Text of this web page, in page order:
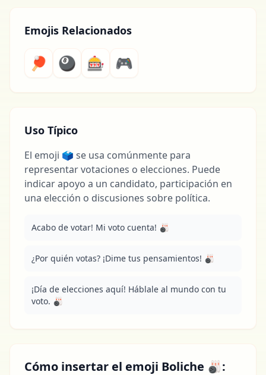
Emojis Relacionados
🏓 🎱 🎰 🎮
Uso Típico
El emoji 🗳️ se usa comúnmente para
representar votaciones o elecciones. Puede
indicar apoyo a un candidato, participación en
una elección o discusiones sobre política.
Acabo de votar! Mi voto cuenta! 🎳
¿Por quién votas? ¡Dime tus pensamientos! 🎳
¡Día de elecciones aquí! Háblale al mundo con tu
voto. 🎳
Cómo insertar el emoji Boliche 🎳: